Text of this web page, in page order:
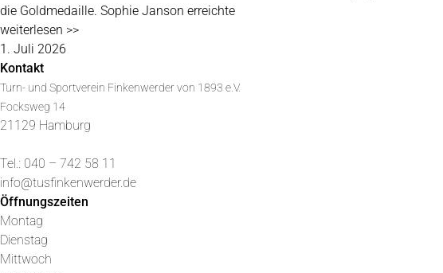
die Goldmedaille. Sophie Janson erreichte
weiterlesen >>
1. Juli 2026
Kontakt
Turn- und Sportverein Finkenwerder von 1893 e.V.
Focksweg 14
21129 Hamburg
Tel.: 040 – 742 58 11
info@tusfinkenwerder.de
Öffnungszeiten
Montag
Dienstag
Mittwoch